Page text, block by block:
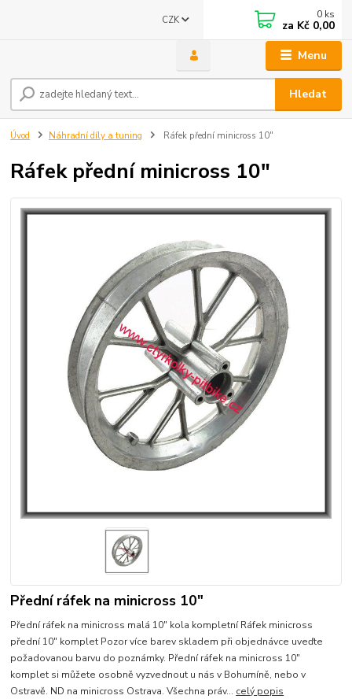
Menu
CZK
Hledat
0 ks
za Kč 0,00
Úvod Náhradní díly a tuning Ráfek přední minicross 10"
Ráfek přední minicross 10"
Přední ráfek na minicross 10"
Přední ráfek na minicross malá 10" kola kompletní Ráfek minicross
přední 10" komplet Pozor více barev skladem při objednávce uveďte
požadovanou barvu do poznámky. Přední ráfek na minicross 10"
komplet si můžete osobně vyzvednout u nás v Bohumíně, nebo v
Ostravě. ND na minicross Ostrava. Všechna práv... celý popis